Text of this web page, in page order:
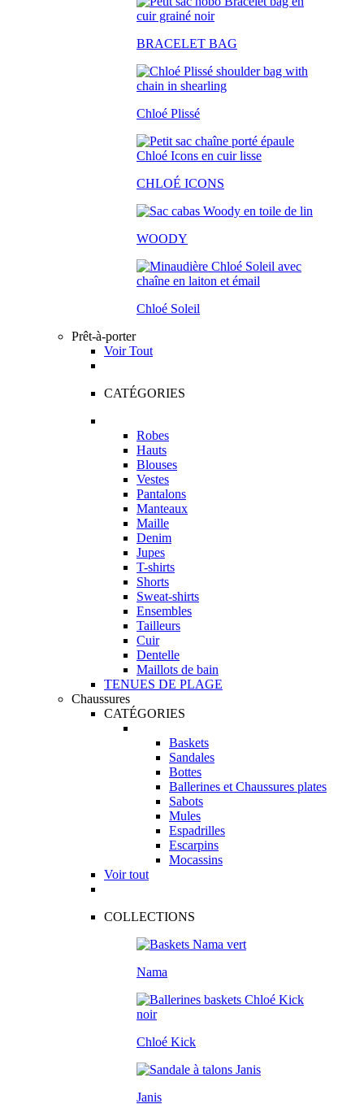
BRACELET BAG
Chloé Plissé
CHLOÉ ICONS
WOODY
Chloé Soleil
Prêt-à-porter
Voir Tout
CATÉGORIES
Robes
Hauts
Blouses
Vestes
Pantalons
Manteaux
Maille
Denim
Jupes
T-shirts
Shorts
Sweat-shirts
Ensembles
Tailleurs
Cuir
Dentelle
Maillots de bain
TENUES DE PLAGE
Chaussures
CATÉGORIES
Baskets
Sandales
Bottes
Ballerines et Chaussures plates
Sabots
Mules
Espadrilles
Escarpins
Mocassins
Voir tout
COLLECTIONS
Nama
Chloé Kick
Janis